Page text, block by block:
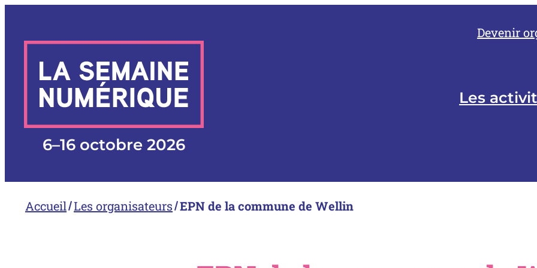
contenu
Devenir
6–16 octobre 2026
Les
Accueil Les organisateurs EPN de la commune de Wellin